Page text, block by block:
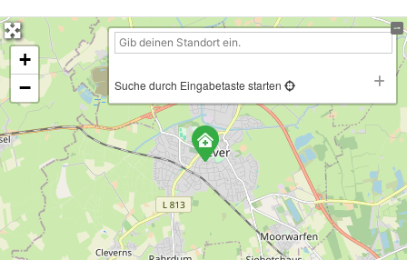
+
−
Suche durch Eingabetaste starten